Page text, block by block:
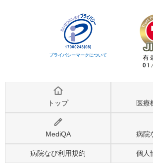
プライバシーマークについて
トップ 医療
MediQA 病院
病院なび利用規約 個人